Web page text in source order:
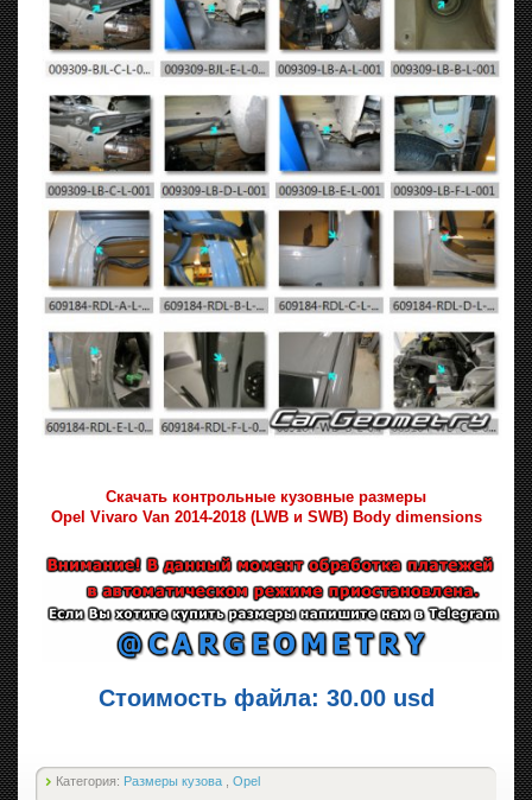
Скачать контрольные кузовные размеры
Opel Vivaro Van 2014-2018 (LWB и SWB) Body dimensions
Стоимость файла: 30.00 usd
Категория: Размеры кузова Opel